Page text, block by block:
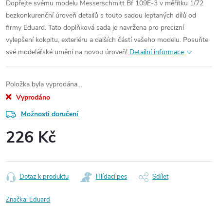
Dopřejte svému modelu Messerschmitt Bf 109E-3 v měřítku 1/72
bezkonkurenční úroveň detailů s touto sadou leptaných dílů od
firmy Eduard. Tato doplňková sada je navržena pro precizní
vylepšení kokpitu, exteriéru a dalších částí vašeho modelu. Posuňte
své modelářské umění na novou úroveň! Detailní informace
Položka byla vyprodána…
Vyprodáno
Možnosti doručení
226 Kč
cena:
Dotaz k produktu Hlídací pes Sdílet
Značka: Eduard